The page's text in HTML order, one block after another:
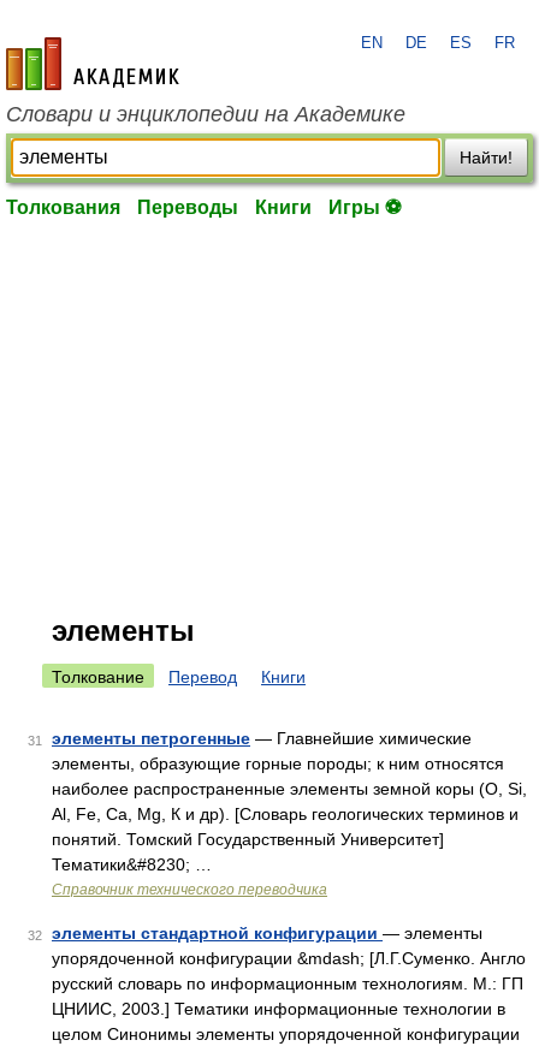
academic.ru
EN DE ES FR
Словари и энциклопедии на Академике
Найти!
Толкования Переводы Книги Игры ⚽
элементы
Толкование Перевод Книги
31 элементы петрогенные — Главнейшие химические
элементы, образующие горные породы; к ним относятся
наиболее распространенные элементы земной коры (O, Si,
Al, Fe, Ca, Mg, К и др). [Словарь геологических терминов и
понятий. Томский Государственный Университет]
Тематики&#8230; …
Справочник технического переводчика
32 элементы стандартной конфигурации — элементы
упорядоченной конфигурации &mdash; [Л.Г.Суменко. Англо
русский словарь по информационным технологиям. М.: ГП
ЦНИИС, 2003.] Тематики информационные технологии в
целом Синонимы элементы упорядоченной конфигурации